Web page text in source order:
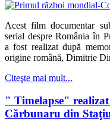
Acest film documentar
serial despre România în
a fost realizat după
origine română, Dimitrie
Citeşte mai mult...
" Timelapse"
Cărbunaru din